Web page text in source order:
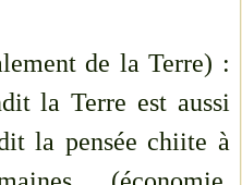
de la Terre) :
la Terre est aussi
la pensée chiite à